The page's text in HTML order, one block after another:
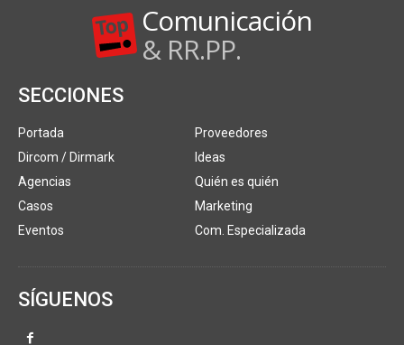
Comunicación
& RR.PP.
SECCIONES
Portada
Dircom / Dirmark
Agencias
Casos
Eventos
Proveedores
Ideas
Quién es quién
Marketing
Com. Especializada
SÍGUENOS